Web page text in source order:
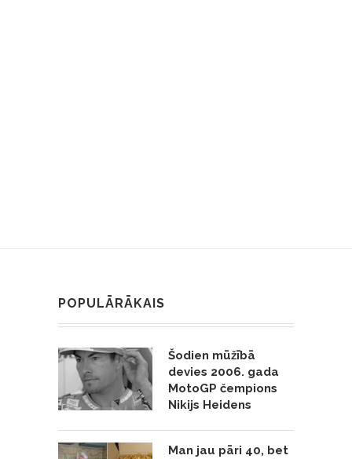
POPULĀRĀKAIS
Šodien mūžībā
devies 2006. gada
MotoGP čempions
Nikijs Heidens
Man jau pāri 40, bet